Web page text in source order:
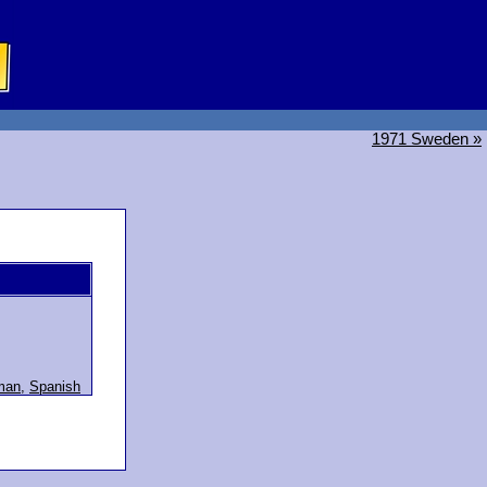
1971 Sweden »
Spanish